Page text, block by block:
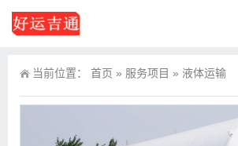
当前位置： 首页 » 服务项目 » 液体运输